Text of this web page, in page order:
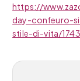
https://
day-confeuro-
stile-di-vita/